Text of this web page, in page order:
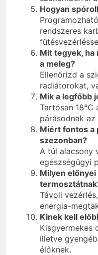
Hogyan
rendszeres
Mit tegyek, ha
a meleg?
Ellenőrizd a
radiátorokat,
Mik a legfőbb
Tartósan 18°C
párásodnak
Miért fontos a
szezonban?
A túl alacsony
egészségügyi
Milyen
Távoli
energia-
Kinek kell
Kisgyermekes
illetve
élőknek.